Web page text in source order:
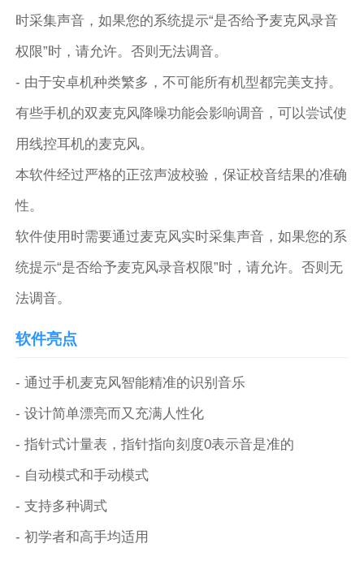
时采集声音，如果您的系统提示“是否给予麦克风录音
权限”时，请允许。否则无法调音。
- 由于安卓机种类繁多，不可能所有机型都完美支持。
有些手机的双麦克风降噪功能会影响调音，可以尝试使
用线控耳机的麦克风。
本软件经过严格的正弦声波校验，保证校音结果的准确
性。
软件使用时需要通过麦克风实时采集声音，如果您的系
统提示“是否给予麦克风录音权限”时，请允许。否则无
法调音。
软件亮点
- 通过手机麦克风智能精准的识别音乐
- 设计简单漂亮而又充满人性化
- 指针式计量表，指针指向刻度0表示音是准的
- 自动模式和手动模式
- 支持多种调式
- 初学者和高手均适用